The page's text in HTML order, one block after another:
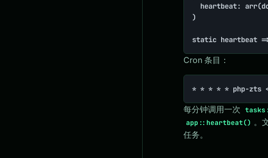
)
static heartbeat
Cron 条目：
* * * * * php-zts
每分钟调用一次
app::heartbeat() 。
任务。